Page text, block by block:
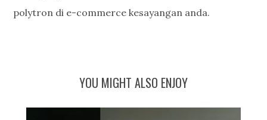
polytron di e-commerce kesayangan anda.
YOU MIGHT ALSO ENJOY